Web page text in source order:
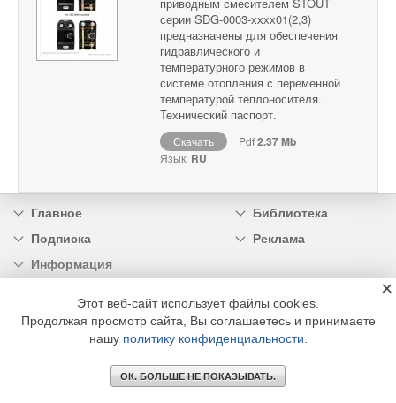
приводным смесителем STOUT
серии SDG-0003-хххх01(2,3)
предназначены для обеспечения
гидравлического и
температурного режимов в
системе отопления с переменной
температурой теплоносителя.
Технический паспорт.
Скачать Pdf2.37 Mb
Язык: RU
Главное
Библиотека
Подписка
Реклама
Информация
© 2002 - 2026 OOO Издательский дом «МЕДИА ТЕХНОЛОДЖИ» +7 (495) 665-00-
Этот веб-сайт использует файлы cookies.
Продолжая просмотр сайта, Вы соглашаетесь и принимаете
нашу политику конфиденциальности
ОК. БОЛЬШЕ НЕ ПОКАЗЫВАТЬ.
×